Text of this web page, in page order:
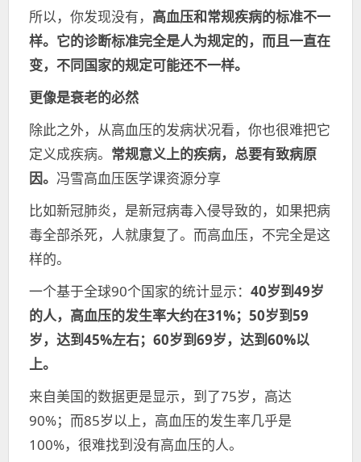
所以，你发现没有， 高血压和常规疾病的标准不一
样。它的诊断标准完全是人为规定的，而且一直在
变，不同国家的规定可能还不一样。
更像是衰老的必然
除此之外，从高血压的发病状况看，你也很难把它
定义成疾病。 常规意义上的疾病，总要有致病原
因。 冯雪高血压医学课资源分享
比如新冠肺炎，是新冠病毒入侵导致的，如果把病
毒全部杀死，人就康复了。而高血压，不完全是这
样的。
一个基于全球90个国家的统计显示： 40岁到49岁
的人，高血压的发生率大约在31%；50岁到59
岁，达到45%左右；60岁到69岁，达到60%以
上。
来自美国的数据更是显示，到了75岁，高达
90%；而85岁以上，高血压的发生率几乎是
100%，很难找到没有高血压的人。